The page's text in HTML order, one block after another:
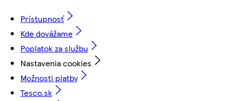
Prístupnosť
Kde dovážame
Poplatok za službu
Nastavenia cookies
Možnosti platby
Tesco.sk